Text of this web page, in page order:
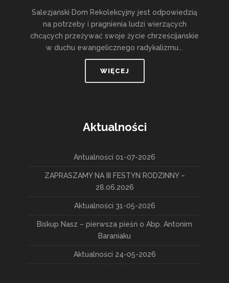
Salezjański Dom Rekolekcyjny jest odpowiedzią
na potrzeby i pragnienia ludzi wierzących
chcących przeżywać swoje życie chrześcijańskie
w duchu ewangelicznego radykalizmu...
WIĘCEJ
Aktualności
Antualności 01-07-2026
ZAPRASZAMY NA III FESTYN RODZINNY –
28.06.2026
Aktualności 31-05-2026
Biskup Nasz – pierwsza pieśń o Abp. Antonim
Baraniaku
Aktualności 24-05-2026